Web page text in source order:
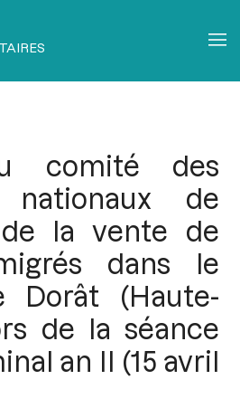
comité des
nationaux de
de la vente de
dans le
Dorât (Haute-
de la séance
an II (15 avril